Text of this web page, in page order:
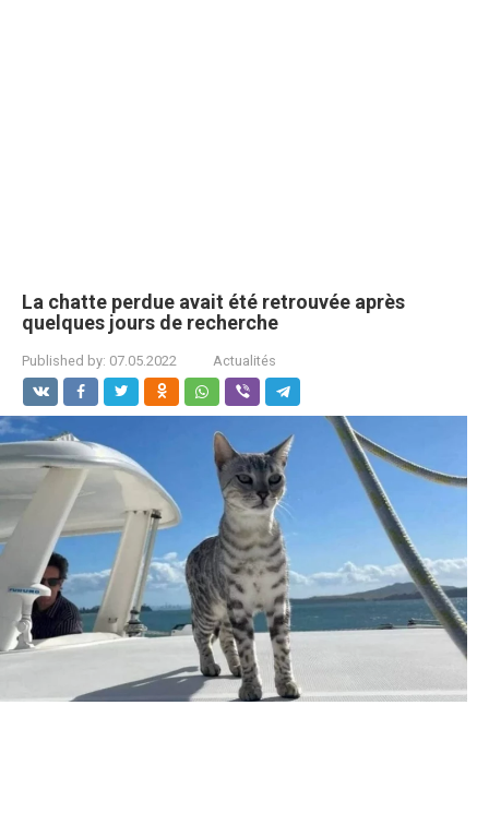
La chatte perdue avait été retrouvée après
quelques jours de recherche
Published by: 07.05.2022 Actualités